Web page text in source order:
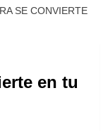
SE CONVIERTE
en tu